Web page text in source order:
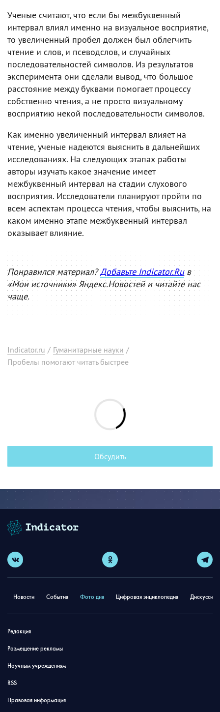
Ученые считают, что если бы межбуквенный
интервал влиял именно на визуальное восприятие,
то увеличенный пробел должен был облегчить
чтение и слов, и псеводслов, и случайных
последовательностей символов. Из результатов
эксперимента они сделали вывод, что большое
расстояние между буквами помогает процессу
собственно чтения, а не просто визуальному
восприятию некой последовательности символов.
Как именно увеличенный интервал влияет на
чтение, ученые надеются выяснить в дальнейших
исследованиях. На следующих этапах работы
авторы изучать какое значение имеет
межбуквенный интервал на стадии слухового
восприятия. Исследователи планируют пройти по
всем аспектам процесса чтения, чтобы выяснить, на
каком именно этапе межбуквенный интервал
оказывает влияние.
Понравился материал?Добавьте Indicator.Ruв
«Мои источники» Яндекс.Новостей и читайте нас
чаще.
Indicator.ru / Гуманитарные науки /
Пробелы помогают читать быстрее
Обсудить
Новости События Фото дня Цифровая энциклопедия
Редакция
Размещение рекламы
Научным учреждениям
RSS
Правовая информация